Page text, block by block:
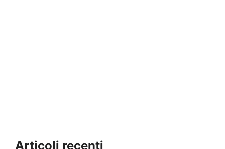
Articoli recenti